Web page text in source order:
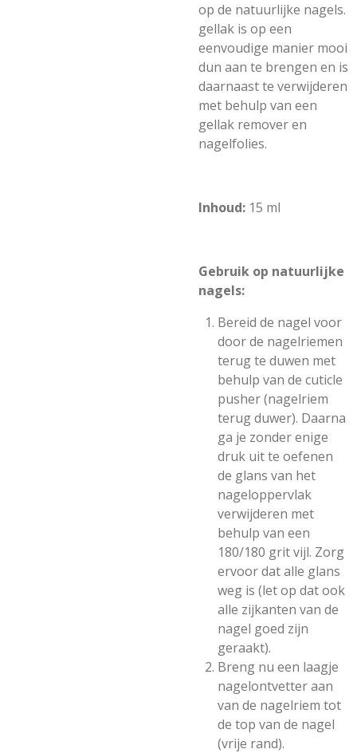
op de natuurlijke nagels.
gellak is op een
eenvoudige manier mooi
dun aan te brengen en is
daarnaast te verwijderen
met behulp van een
gellak remover en
nagelfolies.
Inhoud: 15 ml
Gebruik op natuurlijke
nagels:
Bereid de nagel voor
door de nagelriemen
terug te duwen met
behulp van de cuticle
pusher (nagelriem
terug duwer). Daarna
ga je zonder enige
druk uit te oefenen
de glans van het
nageloppervlak
verwijderen met
behulp van een
180/180 grit vijl. Zorg
ervoor dat alle glans
weg is (let op dat ook
alle zijkanten van de
nagel goed zijn
geraakt).
Breng nu een laagje
nagelontvetter aan
van de nagelriem tot
de top van de nagel
(vrije rand).